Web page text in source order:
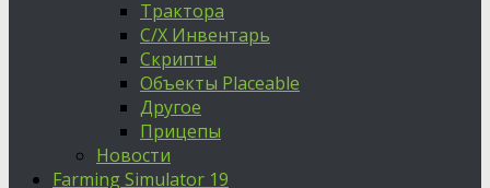
Трактора
С/Х Инвентарь
Скрипты
Объекты Placeable
Другое
Прицепы
Новости
Farming Simulator 19